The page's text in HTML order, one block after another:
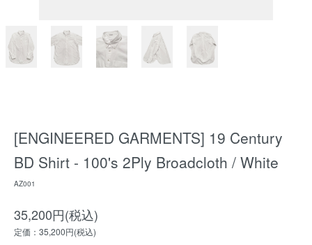
[ENGINEERED GARMENTS] 19 Century
BD Shirt - 100's 2Ply Broadcloth / White
AZ001
35,200円(税込)
定価：35,200円(税込)